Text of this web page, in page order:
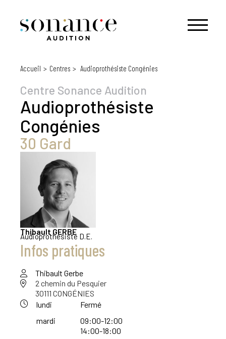
Accueil Centres Audioprothésiste Congénies
Centre Sonance Audition
Audioprothésiste
Congénies
30 Gard
Thibault GERBE
Audioprothésiste D.E.
Infos pratiques
Thibault Gerbe
2 chemin du Pesquier
30111 CONGÉNIES
lundi
Fermé
mardi
09:00-12:00
14:00-18:00